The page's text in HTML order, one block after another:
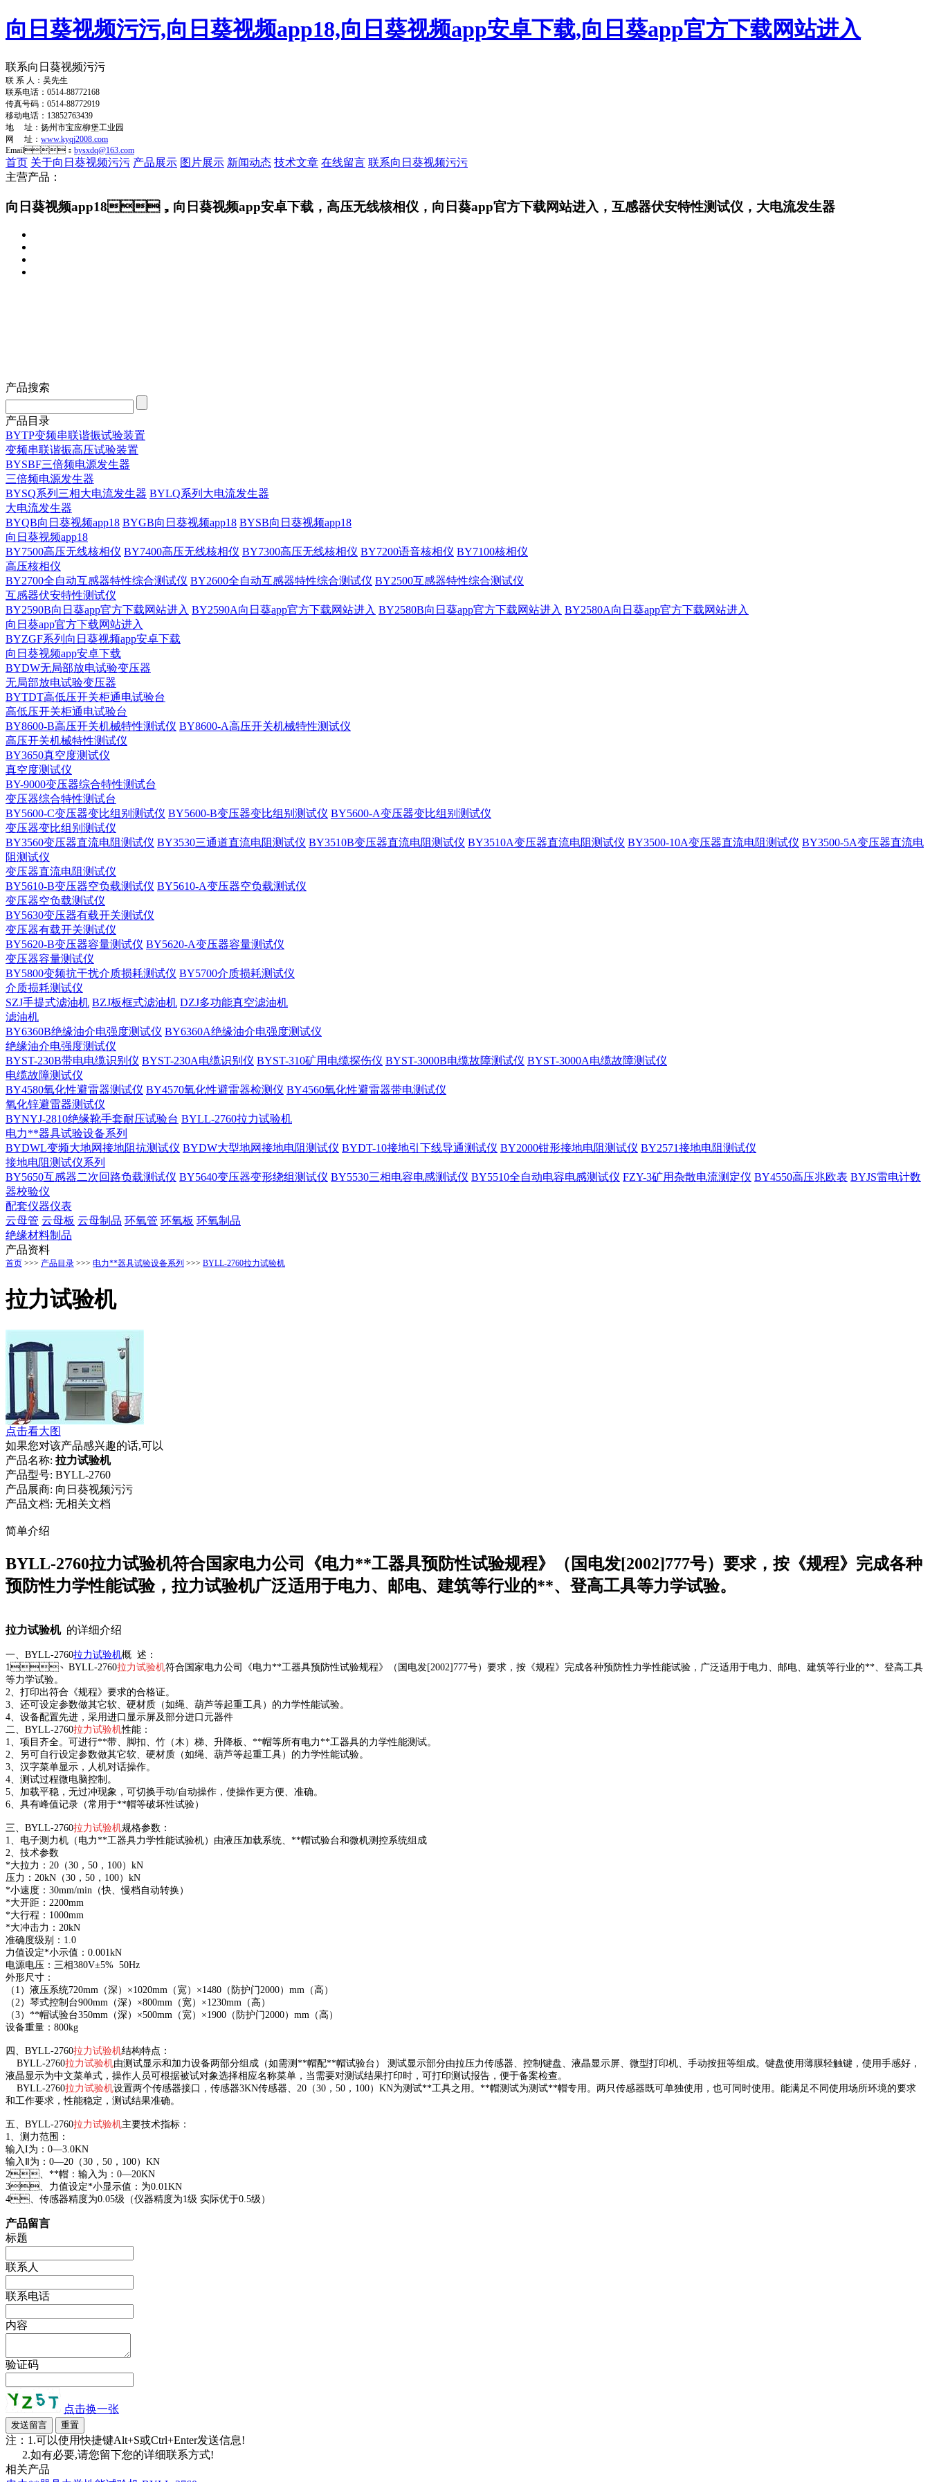
向日葵视频污污,向日葵视频app18,向日葵视频app安卓下载,向日葵app官方下载网站进入
联系向日葵视频污污
联 系 人：吴先生
联系电话：0514-88772168
传真号码：0514-88772919
移动电话：13852763439
地 址：扬州市宝应柳堡工业园
网 址： www.kyqj2008.com
Email： bysxdq@163.com
首页 关于向日葵视频污污 产品展示 图片展示 新闻动态 技术文章 在线留言 联系向日葵视频污污
主营产品：
向日葵视频app18，向日葵视频app安卓下载，高压无线核相仪，向日葵app官方下载网站进入，互感器伏安特性测试仪，大电流发生器
产品搜索
产品目录
BYTP变频串联谐振试验装置
变频串联谐振高压试验装置
BYSBF三倍频电源发生器
三倍频电源发生器
BYSQ系列三相大电流发生器 BYLQ系列大电流发生器
大电流发生器
BYQB向日葵视频app18 BYGB向日葵视频app18 BYSB向日葵视频app18
向日葵视频app18
BY7500高压无线核相仪 BY7400高压无线核相仪 BY7300高压无线核相仪 BY7200语音核相仪 BY7100核相仪
高压核相仪
BY2700全自动互感器特性综合测试仪 BY2600全自动互感器特性综合测试仪 BY2500互感器特性综合测试仪
互感器伏安特性测试仪
BY2590B向日葵app官方下载网站进入 BY2590A向日葵app官方下载网站进入 BY2580B向日葵app官方下载网站进入 BY2580A向日葵app官方下载网站进入
向日葵app官方下载网站进入
BYZGF系列向日葵视频app安卓下载
向日葵视频app安卓下载
BYDW无局部放电试验变压器
无局部放电试验变压器
BYTDT高低压开关柜通电试验台
高低压开关柜通电试验台
BY8600-B高压开关机械特性测试仪 BY8600-A高压开关机械特性测试仪
高压开关机械特性测试仪
BY3650真空度测试仪
真空度测试仪
BY-9000变压器综合特性测试台
变压器综合特性测试台
BY5600-C变压器变比组别测试仪 BY5600-B变压器变比组别测试仪 BY5600-A变压器变比组别测试仪
变压器变比组别测试仪
BY3560变压器直流电阻测试仪 BY3530三通道直流电阻测试仪 BY3510B变压器直流电阻测试仪 BY3510A变压器直流电阻测试仪 BY3500-10A变压器直流电阻测试仪 BY3500-5A变压器直流电
阻测试仪
变压器直流电阻测试仪
BY5610-B变压器空负载测试仪 BY5610-A变压器空负载测试仪
变压器空负载测试仪
BY5630变压器有载开关测试仪
变压器有载开关测试仪
BY5620-B变压器容量测试仪 BY5620-A变压器容量测试仪
变压器容量测试仪
BY5800变频抗干扰介质损耗测试仪 BY5700介质损耗测试仪
介质损耗测试仪
SZJ手提式滤油机 BZJ板框式滤油机 DZJ多功能真空滤油机
滤油机
BY6360B绝缘油介电强度测试仪 BY6360A绝缘油介电强度测试仪
绝缘油介电强度测试仪
BYST-230B带电电缆识别仪 BYST-230A电缆识别仪 BYST-310矿用电缆探伤仪 BYST-3000B电缆故障测试仪 BYST-3000A电缆故障测试仪
电缆故障测试仪
BY4580氧化性避雷器测试仪 BY4570氧化性避雷器检测仪 BY4560氧化性避雷器带电测试仪
氧化锌避雷器测试仪
BYNYJ-2810绝缘靴手套耐压试验台 BYLL-2760拉力试验机
电力**器具试验设备系列
BYDWL变频大地网接地阻抗测试仪 BYDW大型地网接地电阻测试仪 BYDT-10接地引下线导通测试仪 BY2000钳形接地电阻测试仪 BY2571接地电阻测试仪
接地电阻测试仪系列
BY5650互感器二次回路负载测试仪 BY5640变压器变形绕组测试仪 BY5530三相电容电感测试仪 BY5510全自动电容电感测试仪 FZY-3矿用杂散电流测定仪 BY4550高压兆欧表 BYJS雷电计数
器校验仪
配套仪器仪表
云母管 云母板 云母制品 环氧管 环氧板 环氧制品
绝缘材料制品
产品资料
首页 >>> 产品目录 >>> 电力**器具试验设备系列 >>> BYLL-2760拉力试验机
拉力试验机
点击看大图
如果您对该产品感兴趣的话,可以
产品名称: 拉力试验机
产品型号: BYLL-2760
产品展商: 向日葵视频污污
产品文档: 无相关文档
简单介绍
BYLL-2760拉力试验机符合国家电力公司《电力**工器具预防性试验规程》（国电发[2002]777号）要求，按《规程》完成各种
预防性力学性能试验，拉力试验机广泛适用于电力、邮电、建筑等行业的**、登高工具等力学试验。
拉力试验机 的详细介绍
一、BYLL-2760拉力试验机概 述：
1、BYLL-2760拉力试验机符合国家电力公司《电力**工器具预防性试验规程》（国电发[2002]777号）要求，按《规程》完成各种预防性力学性能试验，广泛适用于电力、邮电、建筑等行业的**、登高工具
等力学试验。
2、打印出符合《规程》要求的合格证。
3、还可设定参数做其它软、硬材质（如绳、葫芦等起重工具）的力学性能试验。
4、设备配置先进，采用进口显示屏及部分进口元器件
二、 BYLL-2760拉力试验机性能：
1、项目齐全。可进行**带、脚扣、竹（木）梯、升降板、**帽等所有电力**工器具的力学性能测试。
2、另可自行设定参数做其它软、硬材质（如绳、葫芦等起重工具）的力学性能试验。
3、汉字菜单显示，人机对话操作。
4、测试过程微电脑控制。
5、加载平稳，无过冲现象，可切换手动/自动操作，使操作更方便、准确。
6、具有峰值记录（常用于**帽等破坏性试验）
三、 BYLL-2760拉力试验机规格参数：
1、电子测力机（电力**工器具力学性能试验机）由液压加载系统、**帽试验台和微机测控系统组成
2、技术参数
*大拉力：20（30，50，100）kN
压力：20kN（30，50，100）kN
*小速度：30mm/min（快、慢档自动转换）
*大开距：2200mm
*大行程：1000mm
*大冲击力：20kN
准确度级别：1.0
力值设定*小示值：0.001kN
电源电压：三相380V±5% 50Hz
外形尺寸：
（1）液压系统720mm（深）×1020mm（宽）×1480（防护门2000）mm（高）
（2）琴式控制台900mm（深）×800mm（宽）×1230mm（高）
（3）**帽试验台350mm（深）×500mm（宽）×1900（防护门2000）mm（高）
设备重量：800kg
四、 BYLL-2760拉力试验机结构特点 ：
BYLL-2760拉力试验机由测试显示和加力设备两部分组成（如需测**帽配**帽试验台） 测试显示部分由拉压力传感器、控制键盘、液晶显示屏、微型打印机、手动按扭等组成。键盘使用薄膜轻触键，使用手感好，
液晶显示为中文菜单式，操作人员可根据被试对象选择相应名称菜单，当需要对测试结果打印时，可打印测试报告，便于备案检查。
BYLL-2760拉力试验机设置两个传感器接口，传感器3KN传感器、20（30，50，100）KN为测试**工具之用。**帽测试为测试**帽专用。两只传感器既可单独使用，也可同时使用。能满足不同使用场所环境的要求
和工作要求，性能稳定，测试结果准确。
五、 BYLL-2760拉力试验机主要技术指标：
1、测力范围：
输入I为：0—3.0KN
输入Ⅱ为：0—20（30，50，100）KN
2、**帽：输入为：0—20KN
3、力值设定*小显示值：为0.01KN
4、传感器精度为0.05级（仪器精度为1级 实际优于0.5级）
产品留言
标题
联系人
联系电话
内容
验证码
点击换一张
注：1.可以使用快捷键Alt+S或Ctrl+Enter发送信息!
2.如有必要,请您留下您的详细联系方式!
相关产品